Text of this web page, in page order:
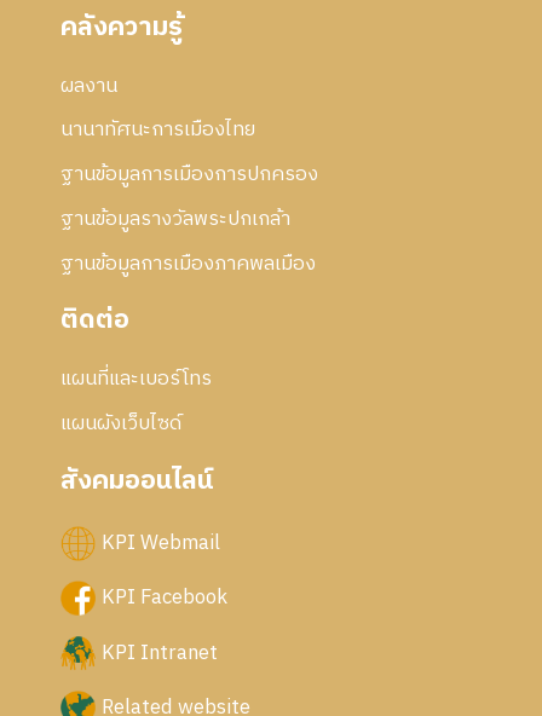
คลังความรู้
ผลงาน
นานาทัศนะการเมืองไทย
ฐานข้อมูลการเมืองการปกครอง
ฐานข้อมูลรางวัลพระปกเกล้า
ฐานข้อมูลการเมืองภาคพลเมือง
ติดต่อ
แผนที่และเบอร์โทร
แผนผังเว็บไซด์
สังคมออนไลน์
KPI Webmail
KPI Facebook
KPI Intranet
Related website